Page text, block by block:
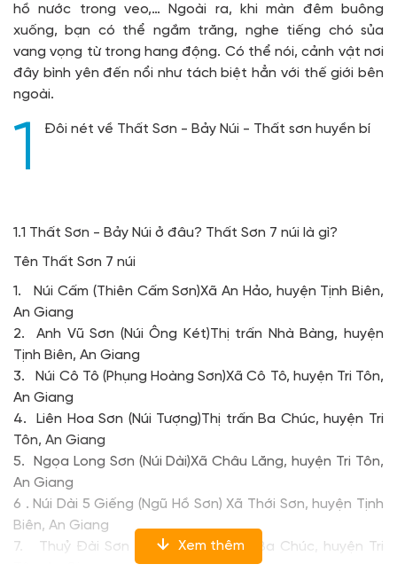
hồ nước trong veo,… Ngoài ra, khi màn đêm buông
xuống, bạn có thể ngắm trăng, nghe tiếng chó sủa
vang vọng từ trong hang động. Có thể nói, cảnh vật nơi
đây bình yên đến nổi như tách biệt hẳn với thế giới bên
ngoài.
1 Đôi nét về Thất Sơn - Bảy Núi - Thất sơn huyền bí
1.1 Thất Sơn - Bảy Núi ở đâu? Thất Sơn 7 núi là gì?
Tên Thất Sơn 7 núi
1. Núi Cấm (Thiên Cấm Sơn)Xã An Hảo, huyện Tịnh Biên,
An Giang
2. Anh Vũ Sơn (Núi Ông Két)Thị trấn Nhà Bàng, huyện
Tịnh Biên, An Giang
3. Núi Cô Tô (Phụng Hoàng Sơn)Xã Cô Tô, huyện Tri Tôn,
An Giang
4. Liên Hoa Sơn (Núi Tượng)Thị trấn Ba Chúc, huyện Tri
Tôn, An Giang
5. Ngọa Long Sơn (Núi Dài)Xã Châu Lăng, huyện Tri Tôn,
An Giang
6 . Núi Dài 5 Giếng (Ngũ Hồ Sơn) Xã Thới Sơn, huyện Tịnh
Biên, An Giang
7. Thuỷ Đài Sơn (Núi Nước)Thị trấn Ba Chúc, huyện Tri
Xem thêm